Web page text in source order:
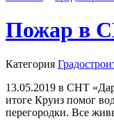
Пожар в
Категория
13.05.2019 в СНТ
итоге Круиз помог
перегородки. Все